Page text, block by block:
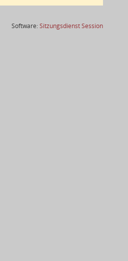
Software:SitzungsdienstSession(Wird in